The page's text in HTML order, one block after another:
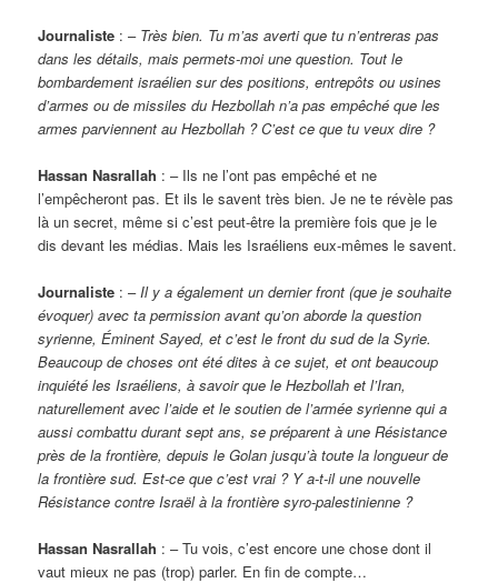
Journaliste : – Très bien. Tu m’as averti que tu n’entreras pas
dans les détails, mais permets-moi une question. Tout le
bombardement israélien sur des positions, entrepôts ou usines
d’armes ou de missiles du Hezbollah n’a pas empêché que les
armes parviennent au Hezbollah ? C’est ce que tu veux dire ?
Hassan Nasrallah : – Ils ne l’ont pas empêché et ne
l’empêcheront pas. Et ils le savent très bien. Je ne te révèle pas
là un secret, même si c’est peut-être la première fois que je le
dis devant les médias. Mais les Israéliens eux-mêmes le savent.
Journaliste : –Il y a également un dernier front (que je souhaite
évoquer) avec ta permission avant qu’on aborde la question
syrienne, Éminent Sayed, et c’est le front du sud de la Syrie.
Beaucoup de choses ont été dites à ce sujet, et ont beaucoup
inquiété les Israéliens, à savoir que le Hezbollah et l’Iran,
naturellement avec l’aide et le soutien de l’armée syrienne qui a
aussi combattu durant sept ans, se préparent à une Résistance
près de la frontière, depuis le Golan jusqu’à toute la longueur de
la frontière sud. Est-ce que c’est vrai ? Y a-t-il une nouvelle
Résistance contre Israël à la frontière syro-palestinienne ?
Hassan Nasrallah : – Tu vois, c’est encore une chose dont il
vaut mieux ne pas (trop) parler. En fin de compte…